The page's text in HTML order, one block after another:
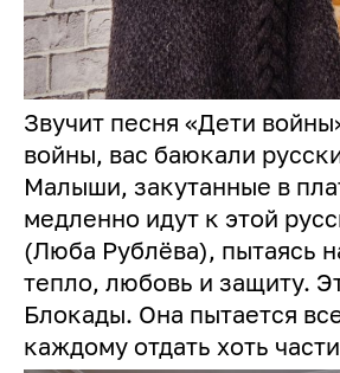
Звучит песня «Дети
войны, вас баюкали
Малыши, закутанные в
медленно идут к этой
(Люба Рублёва), пытаясь
тепло, любовь и защиту.
Блокады. Она пытается
каждому отдать хоть